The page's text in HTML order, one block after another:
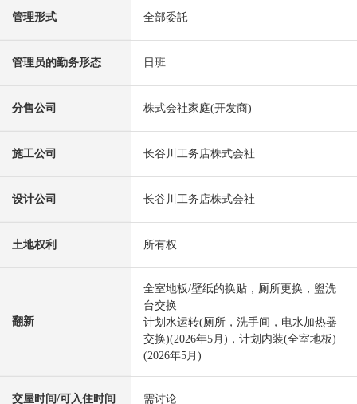
管理形式 全部委託
管理员的勤务形态 日班
分售公司 株式会社家庭(开发商)
施工公司 长谷川工务店株式会社
设计公司 长谷川工务店株式会社
土地权利 所有权
翻新
全室地板/壁纸的换贴，厕所更换，盥洗
台交换
计划水运转(厕所，洗手间，电水加热器
交换)(2026年5月)，计划内装(全室地板)
(2026年5月)
交屋时间/可入住时间 需讨论